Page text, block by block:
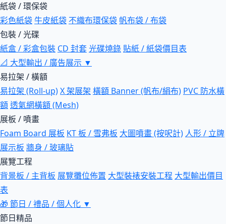
紙袋 / 環保袋
彩色紙袋牛皮紙袋 不織布環保袋 帆布袋 / 布袋
包裝 / 光碟
紙盒 / 彩盒包裝 CD 封套光碟燒錄 貼紙 / 紙袋價目表
📐 大型輸出 / 廣告展示 ▼
易拉架 / 橫額
易拉架 (Roll-up)X 架展架 橫額 Banner (帆布/絹布) PVC 防水橫
額透氣網橫額 (Mesh)
展板 / 噴畫
Foam Board 展板 KT 板 / 雪弗板 大圖噴畫 (按呎計) 人形 / 立牌
展示板 牆身 / 玻璃貼
展覽工程
背景板 / 主背板 展覽攤位佈置 大型裝裱安裝工程 大型輸出價目
表
🎁 節日 / 禮品 / 個人化 ▼
節日精品